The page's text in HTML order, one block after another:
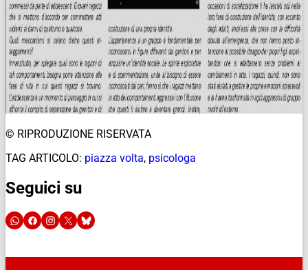
© RIPRODUZIONE RISERVATA
TAG ARTICOLO: piazza volta, psicologa
Seguici su